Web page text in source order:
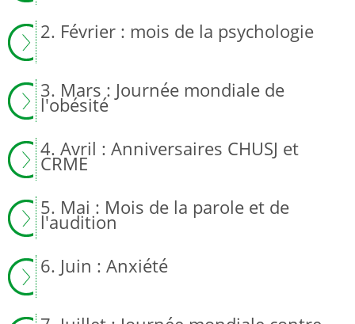
2. Février : mois de la psychologie
3. Mars : Journée mondiale de
l'obésité
4. Avril : Anniversaires CHUSJ et
CRME
5. Mai : Mois de la parole et de
l'audition
6. Juin : Anxiété